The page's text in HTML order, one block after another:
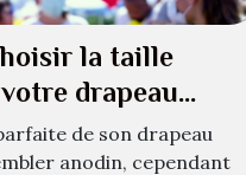
la taille
drapeau
de son drapeau
anodin, cependant